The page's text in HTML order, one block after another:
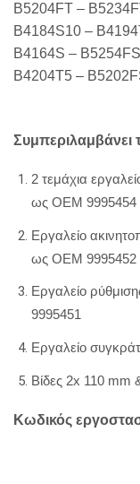
B5204FT –
B4184S10 –
B4164S –
B4204T5 –
Συμπεριλαμβάνει
2 τεμάχια
ως OEM 9995454
Εργαλείο
ως OEM 9995452
Εργαλείο
9995451
Εργαλείο
Βίδες 2x 110 mm
Κωδικός